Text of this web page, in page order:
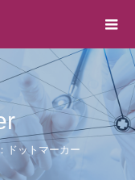
ドットマーカー